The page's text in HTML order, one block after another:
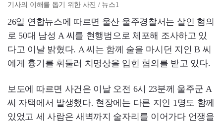
기사의 이해를 돕기 위한 사진 / 뉴스1
26일 연합뉴스에 따르면 울산 울주경찰서는 살인 혐의
로 50대 남성 A 씨를 현행범으로 체포해 조사하고 있
다고 이날 밝혔다. A 씨는 함께 술을 마시던 지인 B 씨
에게 흉기를 휘둘러 치명상을 입힌 혐의를 받고 있다.
보도에 따르면 사건은 이날 오전 6시 23분께 울주군 A
씨 자택에서 발생했다. 현장에는 다른 지인 1명도 함께
있었고 세 사람은 새벽까지 술자리를 이어가다 언쟁을